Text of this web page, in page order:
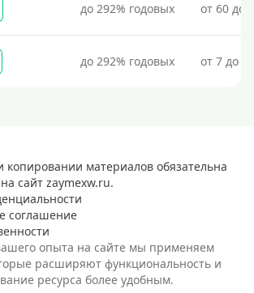
до 292% годовых от 60 до
до 292% годовых от 7 до
материалов обязательна
сайт zaymexw.ru.
соглашение
опыта на сайте мы применяем
расширяют функциональность и
ресурса более удобным.